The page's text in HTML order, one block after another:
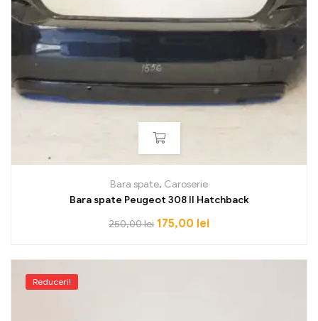
Bara spate, Caroserie
Bara spate Peugeot 308 II Hatchback
250,00lei 175,00 lei
Reduceri!